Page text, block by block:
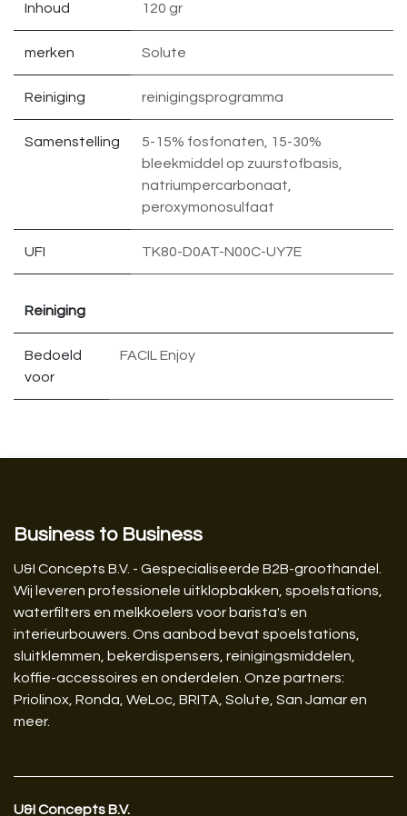
Inhoud 120 gr
merken Solute
Reiniging reinigingsprogramma
Samenstelling 5-15% fosfonaten
15-30%
bleekmiddel op zuurstofbasis
natriumpercarbonaat
peroxymonosulfaat
UFI TK80-D0AT-N00C-UY7E
Reiniging
Bedoeld
voor
FACIL Enjoy
Business to Business
U&I Concepts B.V. - Gespecialiseerde B2B-groothandel.
Wij leveren professionele uitklopbakken, spoelstations,
waterfilters en melkkoelers voor barista's en
interieurbouwers. Ons aanbod bevat spoelstations,
sluitklemmen, bekerdispensers, reinigingsmiddelen,
koffie-accessoires en onderdelen. Onze partners:
Priolinox, Ronda, WeLoc, BRITA, Solute, San Jamar en
meer.
U&I Concepts B.V.​